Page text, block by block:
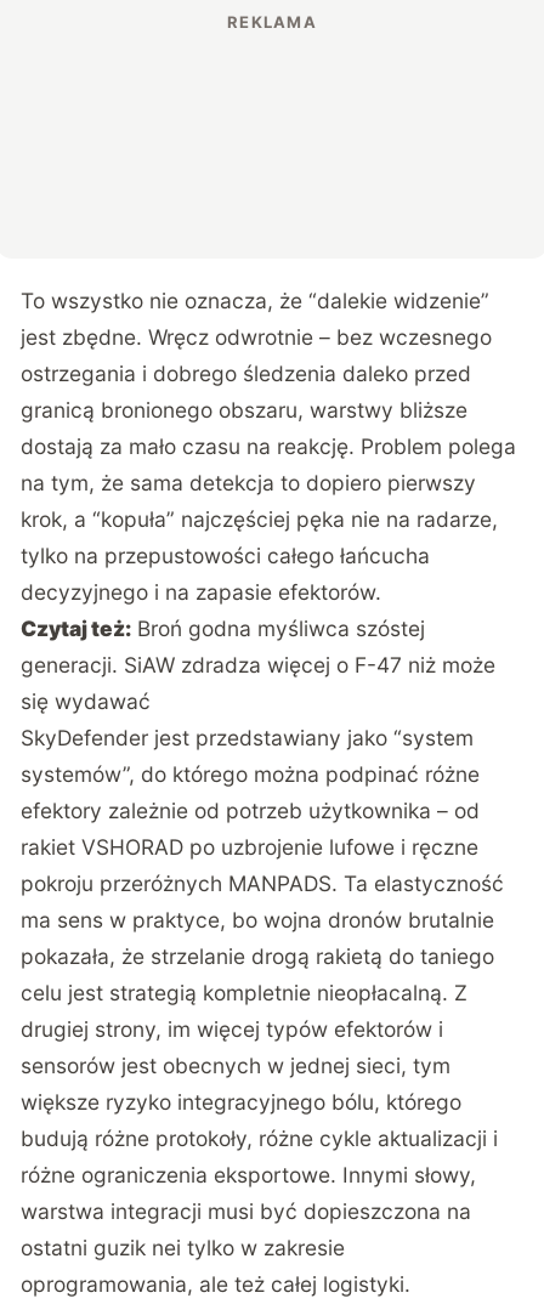
To wszystko nie oznacza, że “dalekie widzenie”
jest zbędne. Wręcz odwrotnie – bez wczesnego
ostrzegania i dobrego śledzenia daleko przed
granicą bronionego obszaru, warstwy bliższe
dostają za mało czasu na reakcję. Problem polega
na tym, że sama detekcja to dopiero pierwszy
krok, a “kopuła” najczęściej pęka nie na radarze,
tylko na przepustowości całego łańcucha
decyzyjnego i na zapasie efektorów.
Czytaj też: Broń godna myśliwca szóstej
generacji. SiAW zdradza więcej o F-47 niż może
się wydawać
SkyDefender jest przedstawiany jako “system
systemów”, do którego można podpinać różne
efektory zależnie od potrzeb użytkownika – od
rakiet VSHORAD po uzbrojenie lufowe i ręczne
pokroju przeróżnych MANPADS. Ta elastyczność
ma sens w praktyce, bo wojna dronów brutalnie
pokazała, że strzelanie drogą rakietą do taniego
celu jest strategią kompletnie nieopłacalną. Z
drugiej strony, im więcej typów efektorów i
sensorów jest obecnych w jednej sieci, tym
większe ryzyko integracyjnego bólu, którego
budują różne protokoły, różne cykle aktualizacji i
różne ograniczenia eksportowe. Innymi słowy,
warstwa integracji musi być dopieszczona na
ostatni guzik nei tylko w zakresie
oprogramowania, ale też całej logistyki.